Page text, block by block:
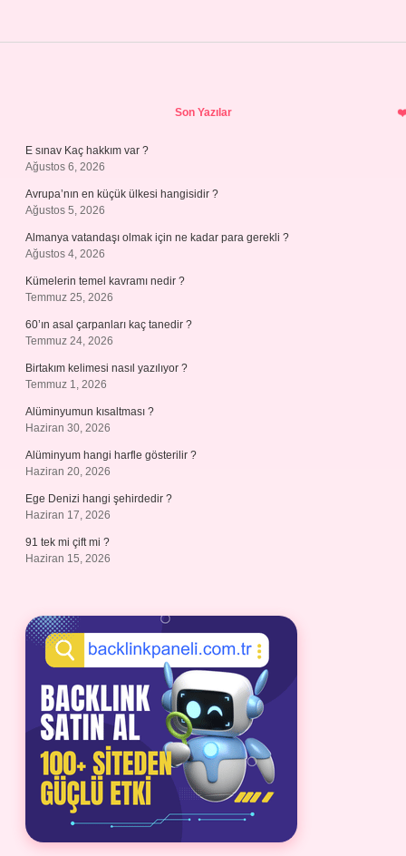
Son Yazılar
E sınav Kaç hakkım var ?
Ağustos 6, 2026
Avrupa’nın en küçük ülkesi hangisidir ?
Ağustos 5, 2026
Almanya vatandaşı olmak için ne kadar para gerekli ?
Ağustos 4, 2026
Kümelerin temel kavramı nedir ?
Temmuz 25, 2026
60’ın asal çarpanları kaç tanedir ?
Temmuz 24, 2026
Birtakım kelimesi nasıl yazılıyor ?
Temmuz 1, 2026
Alüminyumun kısaltması ?
Haziran 30, 2026
Alüminyum hangi harfle gösterilir ?
Haziran 20, 2026
Ege Denizi hangi şehirdedir ?
Haziran 17, 2026
91 tek mi çift mi ?
Haziran 15, 2026